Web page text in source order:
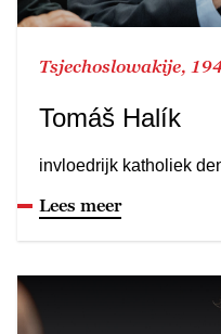
Tsjechoslowakije,
Tomáš Halík
invloedrijk katholiek
Lees meer